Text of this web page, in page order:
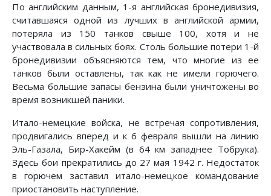
По английским данным, 1-я английская бронедивизия,
считавшаяся одной из лучших в английской армии,
потеряла из 150 танков свыше 100, хотя и не
участвовала в сильных боях. Столь большие потери 1-й
бронедивизии объясняются тем, что многие из ее
танков были оставлены, так как не имели горючего.
Весьма большие запасы бензина были уничтожены во
время возникшей паники.
Итало-немецкие войска, не встречая сопротивления,
продвигались вперед и к 6 февраля вышли на линию
Эль-Газала, Бир-Хакейм (в 64 км западнее Тобрука).
Здесь бои прекратились до 27 мая 1942 г. Недостаток
в горючем заставил итало-немецкое командование
приостановить наступление.